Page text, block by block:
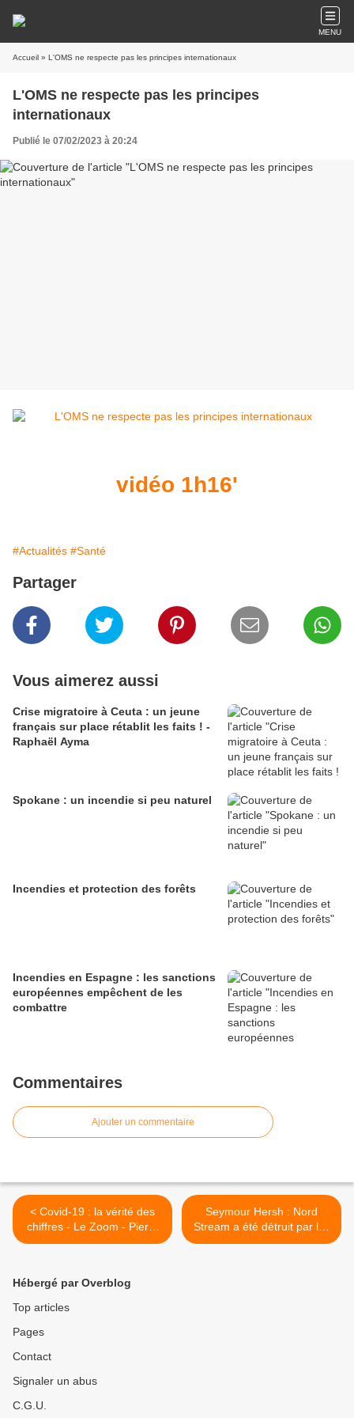
MENU
Accueil » L'OMS ne respecte pas les principes internationaux
L'OMS ne respecte pas les principes
internationaux
Publié le 07/02/2023 à 20:24
vidéo 1h16'
#Actualités #Santé
Partager
Vous aimerez aussi
Crise migratoire à Ceuta : un jeune
français sur place rétablit les faits ! -
Raphaël Ayma
Spokane : un incendie si peu naturel
Incendies et protection des forêts
Incendies en Espagne : les sanctions
européennes empêchent de les
combattre
Commentaires
Ajouter un commentaire
< Covid-19 : la vérité des
chiffres - Le Zoom - Pierre
Chaillot (Décoder l’éco) -
Seymour Hersh : Nord
Stream a été détruit par les
USA et la Norvège >
Hébergé par Overblog
Top articles
Pages
Contact
Signaler un abus
C.G.U.